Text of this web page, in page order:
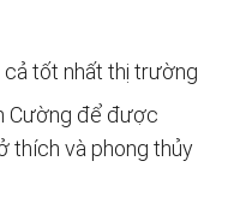
tốt nhất thị trường
Cường để được
thích và phong thủy